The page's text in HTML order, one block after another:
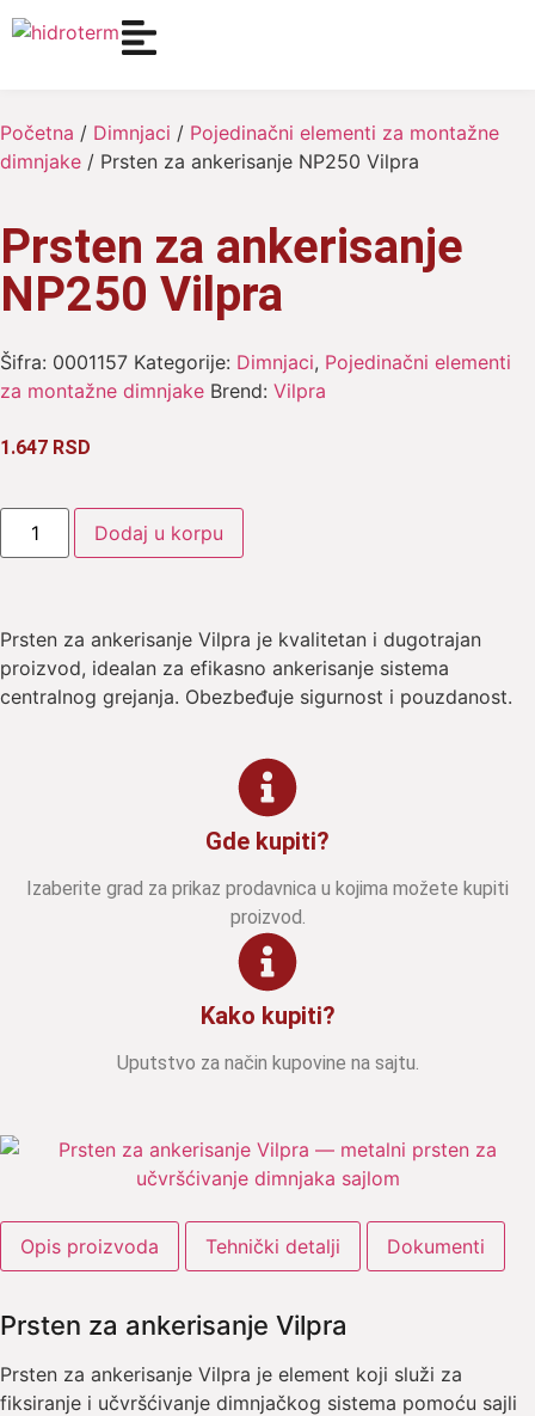
Početna / Dimnjaci / Pojedinačni elementi za montažne
dimnjake / Prsten za ankerisanje NP250 Vilpra
Prsten za ankerisanje
NP250 Vilpra
Šifra: 0001157 Kategorije: Dimnjaci, Pojedinačni elementi
za montažne dimnjake Brend: Vilpra
1.647 RSD
Dodaj u korpu
Prsten za ankerisanje Vilpra je kvalitetan i dugotrajan
proizvod, idealan za efikasno ankerisanje sistema
centralnog grejanja. Obezbeđuje sigurnost i pouzdanost.
Gde kupiti?
Izaberite grad za prikaz prodavnica u kojima možete kupiti
proizvod.
Kako kupiti?
Uputstvo za način kupovine na sajtu.
Opis proizvoda Tehnički detalji Dokumenti
Prsten za ankerisanje Vilpra
Prsten za ankerisanje Vilpra je element koji služi za
fiksiranje i učvršćivanje dimnjačkog sistema pomoću sajli